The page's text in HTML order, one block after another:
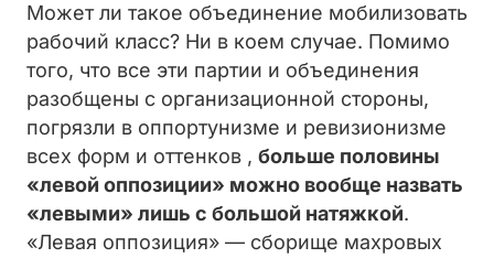
Может ли такое объединение мобилизовать
рабочий класс? Ни в коем случае. Помимо
того, что все эти партии и объединения
разобщены с организационной стороны,
погрязли в оппортунизме и ревизионизме
всех форм и оттенков , больше половины
«левой оппозиции» можно вообще назвать
«левыми» лишь с большой натяжкой.
«Левая оппозиция» — сборище махровых